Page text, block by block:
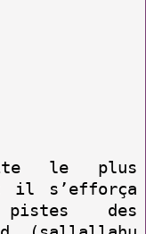
le plus
il s’efforça
des